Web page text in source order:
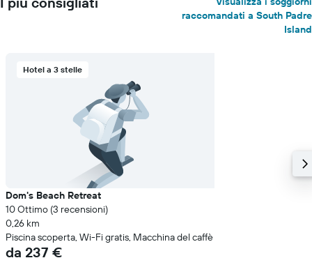
raccomandati a South Padre
Island
Hotel a 3 stelle
Dom's Beach Retreat
10 Ottimo (3 recensioni)
0,26 km
Piscina scoperta, Wi-Fi gratis, Macchina del caffè
da 237 €